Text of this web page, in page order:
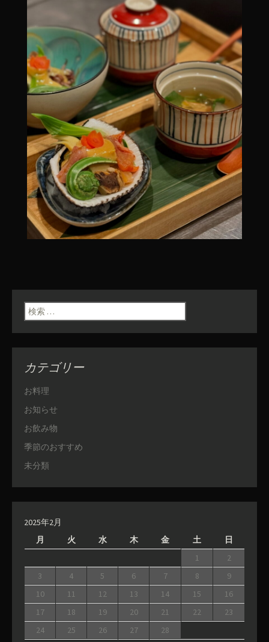
検索:
カテゴリー
お料理
お知らせ
お飲み物
季節のおすすめ
未分類
2025年2月
月
火 水 木 金 土 日
1
2
3
4 5 6 7 8
9
10
11 12 13 14 15
16
17
18 19 20 21 22
23
24
25 26 27 28